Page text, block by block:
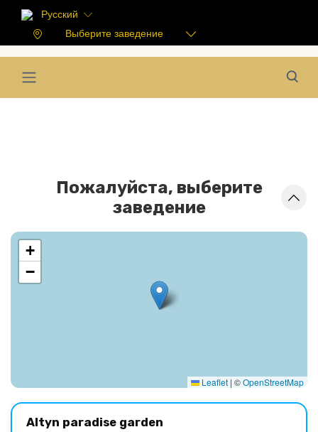
Русский
Выберите заведение
Пожалуйста, выберите
заведение
+
−
Leaflet | ©OpenStreetMap
Altyn paradise garden